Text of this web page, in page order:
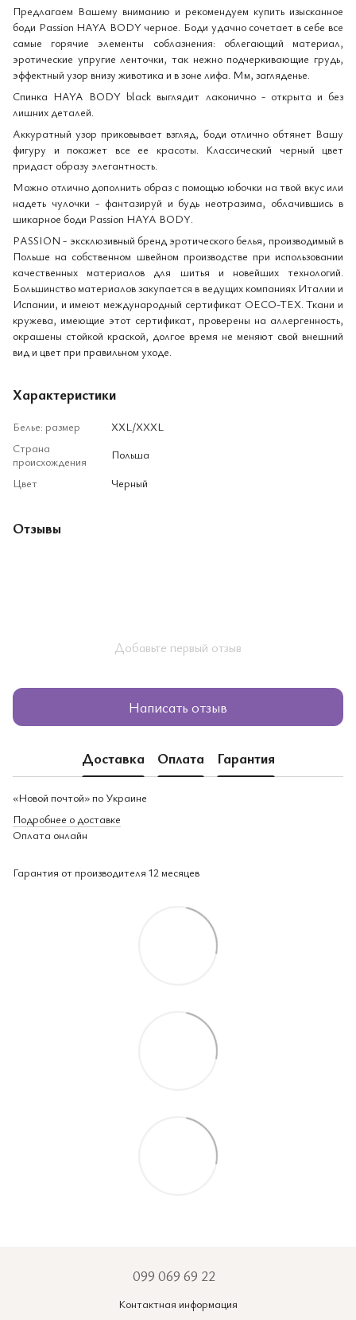
Предлагаем Вашему вниманию и рекомендуем купить изысканное
боди Passion HAYA BODY черное. Боди удачно сочетает в себе все
самые горячие элементы соблазнения: облегающий материал,
эротические упругие ленточки, так нежно подчеркивающие грудь,
эффектный узор внизу животика и в зоне лифа. Мм, загляденье.
Спинка HAYA BODY black выглядит лаконично - открыта и без
лишних деталей.
Аккуратный узор приковывает взгляд, боди отлично обтянет Вашу
фигуру и покажет все ее красоты. Классический черный цвет
придаст образу элегантность.
Можно отлично дополнить образ с помощью юбочки на твой вкус или
надеть чулочки - фантазируй и будь неотразима, облачившись в
шикарное боди Passion HAYA BODY.
PASSION - эксклюзивный бренд эротического белья, производимый в
Польше на собственном швейном производстве при использовании
качественных материалов для шитья и новейших технологий.
Большинство материалов закупается в ведущих компаниях Италии и
Испании, и имеют международный сертификат OECO-TEX. Ткани и
кружева, имеющие этот сертификат, проверены на аллергенность,
окрашены стойкой краской, долгое время не меняют свой внешний
вид и цвет при правильном уходе.
Характеристики
Белье: размер
XXL/XXXL
Страна
происхождения
Польша
Цвет
Черный
Отзывы
Добавьте первый отзыв
Написать отзыв
Доставка Оплата Гарантия
«Новой почтой» по Украине
Подробнее о доставке
Оплата онлайн
Гарантия от производителя 12 месяцев
099 069 69 22
Контактная информация